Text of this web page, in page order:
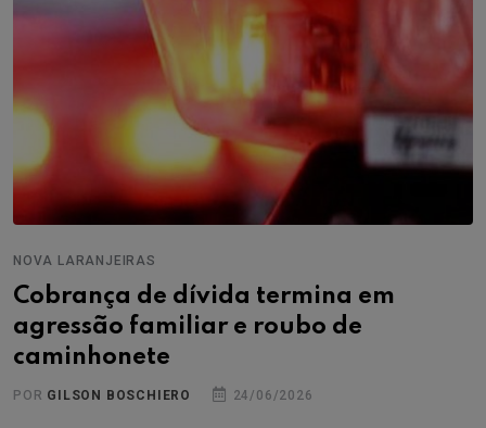
NOVA LARANJEIRAS
Cobrança de dívida termina em
agressão familiar e roubo de
caminhonete
POR GILSON BOSCHIERO 24/06/2026